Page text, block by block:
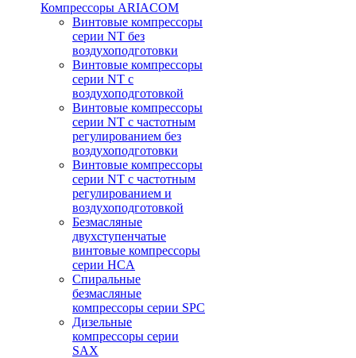
Компрессоры ARIACOM
Винтовые компрессоры
серии NT без
воздухоподготовки
Винтовые компрессоры
серии NT c
воздухоподготовкой
Винтовые компрессоры
серии NT с частотным
регулированием без
воздухоподготовки
Винтовые компрессоры
серии NT с частотным
регулированием и
воздухоподготовкой
Безмасляные
двухступенчатые
винтовые компрессоры
серии HCA
Спиральные
безмасляные
компрессоры серии SPC
Дизельные
компрессоры серии
SAX